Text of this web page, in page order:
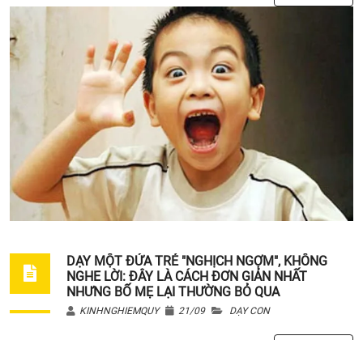
DẠY MỘT ĐỨA TRẺ "NGHỊCH NGỢM", KHÔNG
NGHE LỜI: ĐÂY LÀ CÁCH ĐƠN GIẢN NHẤT
NHƯNG BỐ MẸ LẠI THƯỜNG BỎ QUA
KINHNGHIEMQUY 21/09 DẠY CON